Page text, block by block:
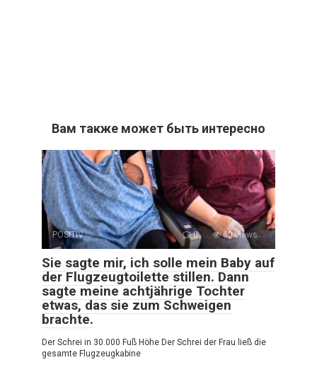
Вам также может быть интересно
POSITIV 0 60 views
Sie sagte mir, ich solle mein Baby auf
der Flugzeugtoilette stillen. Dann
sagte meine achtjährige Tochter
etwas, das sie zum Schweigen
brachte.
Der Schrei in 30.000 Fuß Höhe Der Schrei der Frau ließ die
gesamte Flugzeugkabine